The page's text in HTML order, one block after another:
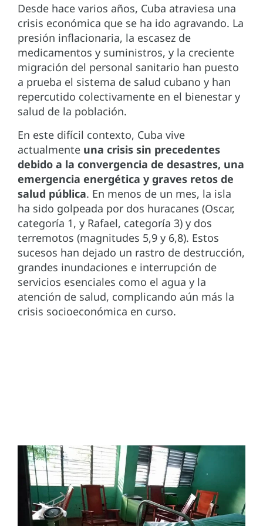
Desde hace varios años, Cuba atraviesa una
crisis económica que se ha ido agravando. La
presión inflacionaria, la escasez de
medicamentos y suministros, y la creciente
migración del personal sanitario han puesto
a prueba el sistema de salud cubano y han
repercutido colectivamente en el bienestar y
salud de la población.
En este difícil contexto, Cuba vive
actualmente una crisis sin precedentes
debido a la convergencia de desastres, una
emergencia energética y graves retos de
salud pública. En menos de un mes, la isla
ha sido golpeada por dos huracanes (Oscar,
categoría 1, y Rafael, categoría 3) y dos
terremotos (magnitudes 5,9 y 6,8). Estos
sucesos han dejado un rastro de destrucción,
grandes inundaciones e interrupción de
servicios esenciales como el agua y la
atención de salud, complicando aún más la
crisis socioeconómica en curso.